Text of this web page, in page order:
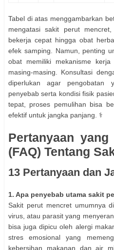
Tabel di atas menggambarkan
mengatasi sakit perut
bekerja cepat hingga obat
efek samping. Namun, penting
obat memiliki mekanisme
masing-masing. Konsultasi
diperlukan agar pengobatan
penyebab serta kondisi fisik
tepat, proses pemulihan bisa
efektif untuk jangka panjang. ⚕️
Pertanyaan
(FAQ) Tentang
13 Pertanyaan dan
1. Apa penyebab utama sakit
Sakit perut mencret umumnya
virus, atau parasit yang
bisa juga dipicu oleh alergi
stres emosional yang
kebersihan makanan dan air